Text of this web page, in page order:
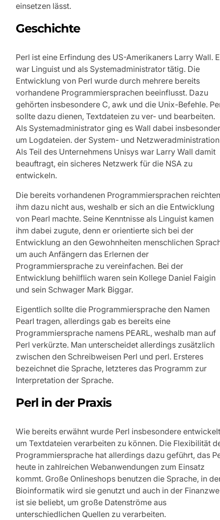
einsetzen lässt.
Geschichte
Perl ist eine Erfindung des US-Amerikaners Larry Wall.
war Linguist und als Systemadministrator tätig. Die
Entwicklung von Perl wurde durch mehrere bereits
vorhandene Programmiersprachen beeinflusst. Dazu
gehörten insbesondere C, awk und die Unix-Befehle.
sollte dazu dienen, Textdateien zu ver- und bearbeiten.
Als Systemadministrator ging es Wall dabei
um Logdateien. der System- und
Als Teil des Unternehmens Unisys war Larry Wall damit
beauftragt, ein sicheres Netzwerk für die NSA zu
entwickeln.
Die bereits vorhandenen Programmiersprachen reichten
ihm dazu nicht aus, weshalb er sich an die Entwicklung
von Pearl machte. Seine Kenntnisse als Linguist kamen
ihm dabei zugute, denn er orientierte sich bei der
Entwicklung an den Gewohnheiten menschlichen
um auch Anfängern das Erlernen der
Programmiersprache zu vereinfachen. Bei der
Entwicklung behilflich waren sein Kollege Daniel Faigin
und sein Schwager Mark Biggar.
Eigentlich sollte die Programmiersprache den Namen
Pearl tragen, allerdings gab es bereits eine
Programmiersprache namens PEARL, weshalb man auf
Perl verkürzte. Man unterscheidet allerdings zusätzlich
zwischen den Schreibweisen Perl und perl. Ersteres
bezeichnet die Sprache, letzteres das Programm zur
Interpretation der Sprache.
Perl in der Praxis
Wie bereits erwähnt wurde Perl insbesondere
um Textdateien verarbeiten zu können. Die Flexibilität
Programmiersprache hat allerdings dazu geführt, das
heute in zahlreichen Webanwendungen zum Einsatz
kommt. Große Onlineshops benutzen die Sprache, in
Bioinformatik wird sie genutzt und auch in der
ist sie beliebt, um große Datenströme aus
unterschiedlichen Quellen zu verarbeiten.